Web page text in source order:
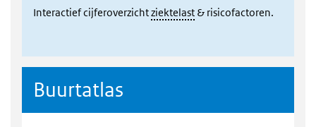
Interactief cijferoverzichtziektelast & risicofactoren.
Buurtatlas